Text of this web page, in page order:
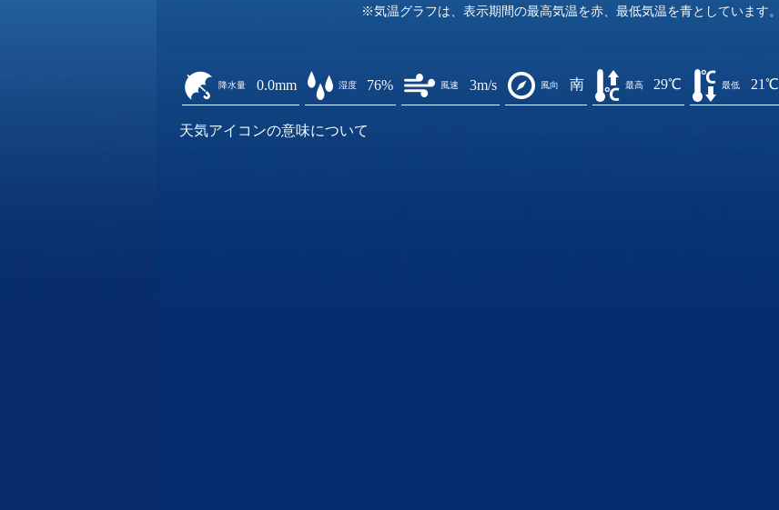
※気温グラフは、表示期間の最高気温を赤、最低気温を青としています。
降水量 0.0mm 湿度 76% 風速 3m/s 風向 南 最高 29℃ 最低 21℃
天気アイコンの意味について